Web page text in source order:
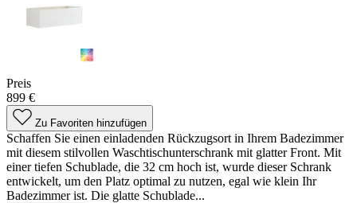
Preis
899 €
Zu Favoriten hinzufügen
Schaffen Sie einen einladenden Rückzugsort in Ihrem Badezimmer
mit diesem stilvollen Waschtischunterschrank mit glatter Front. Mit
einer tiefen Schublade, die 32 cm hoch ist, wurde dieser Schrank
entwickelt, um den Platz optimal zu nutzen, egal wie klein Ihr
Badezimmer ist. Die glatte Schublade...